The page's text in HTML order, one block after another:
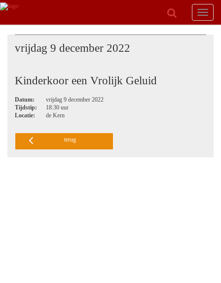
Toggle
vrijdag 9 december 2022
Kinderkoor een Vrolijk Geluid
Datum:
vrijdag 9 december 2022
Tijdstip:
18:30 uur
Locatie:
de Kern
terug